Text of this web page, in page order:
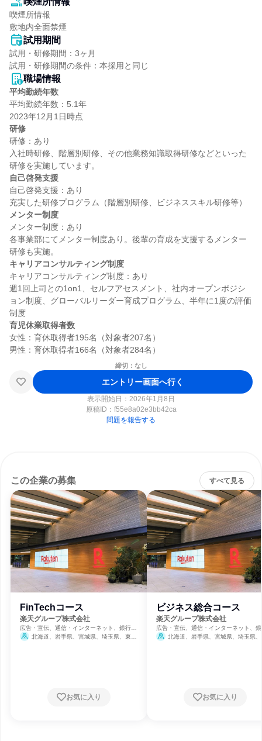
喫煙所情報
敷地内全面禁煙
試用期間
試用・研修期間：3ヶ月
職場情報
平均勤続年数
平均勤続年数：5.1年
研修
研修：あり
入社時研修、階層別研修、その他業務知識取得研修などといった
自己啓発支援
自己啓発支援：あり
メンター制度
メンター制度：あり
各事業部にてメンター制度あり。後輩の育成を支援するメンター
キャリアコンサルティング制度
キャリアコンサルティング制度：あり
週1回上司との1on1、セルフアセスメント、社内オープンポジシ
ョン制度、グローバルリーダー育成プログラム、半年に1度の評価
育児休業取得者数
女性：育休取得者195名（対象者207名）
締切：なし
エントリー画面へ行く
表示開始日：2026年1月8日
原稿ID： f55e8a02e3bb42ca
問題を報告する
この企業の募集 すべて見る
FinTechコース
楽天グループ株式会社
広告・宣伝、通信・インターネット、銀行・
信用金庫・貸付
北海道、岩手県、宮城県、埼玉県、東京
お気に入り
ビジネス総合コース
楽天グループ株式会社
広告・宣伝、通信・インターネット、
信用金庫・貸付
北海道、岩手県、宮城県、埼玉県
お気に入り